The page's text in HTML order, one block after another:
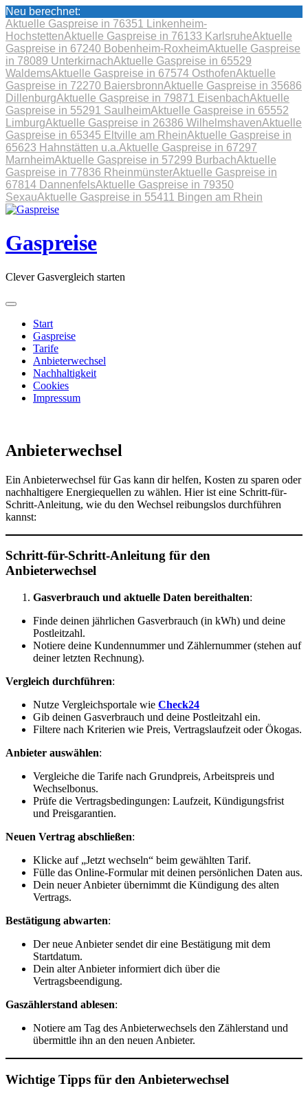
Neu berechnet:
Aktuelle Gaspreise in 76351 Linkenheim-
HochstettenAktuelle Gaspreise in 76133 KarlsruheAktuelle
Gaspreise in 67240 Bobenheim-RoxheimAktuelle Gaspreise
in 78089 UnterkirnachAktuelle Gaspreise in 65529
WaldemsAktuelle Gaspreise in 67574 OsthofenAktuelle
Gaspreise in 72270 BaiersbronnAktuelle Gaspreise in 35686
DillenburgAktuelle Gaspreise in 79871 EisenbachAktuelle
Gaspreise in 55291 SaulheimAktuelle Gaspreise in 65552
LimburgAktuelle Gaspreise in 26386 WilhelmshavenAktuelle
Gaspreise in 65345 Eltville am RheinAktuelle Gaspreise in
65623 Hahnstätten u.a.Aktuelle Gaspreise in 67297
MarnheimAktuelle Gaspreise in 57299 BurbachAktuelle
Gaspreise in 77836 RheinmünsterAktuelle Gaspreise in
67814 DannenfelsAktuelle Gaspreise in 79350
SexauAktuelle Gaspreise in 55411 Bingen am Rhein
Skip
content
Gaspreise
Clever Gasvergleich starten
Start
Gaspreise
Tarife
Anbieterwechsel
Nachhaltigkeit
Cookies
Impressum
Anbieterwechsel
Ein Anbieterwechsel für Gas kann dir helfen, Kosten zu sparen oder
nachhaltigere Energiequellen zu wählen. Hier ist eine Schritt-für-
Schritt-Anleitung, wie du den Wechsel reibungslos durchführen
kannst:
Schritt-für-Schritt-Anleitung für den
Anbieterwechsel
Gasverbrauch und aktuelle Daten bereithalten:
Finde deinen jährlichen Gasverbrauch (in kWh) und deine
Postleitzahl.
Notiere deine Kundennummer und Zählernummer (stehen auf
deiner letzten Rechnung).
Vergleich durchführen:
Nutze Vergleichsportale wie Check24
Gib deinen Gasverbrauch und deine Postleitzahl ein.
Filtere nach Kriterien wie Preis, Vertragslaufzeit oder Ökogas.
Anbieter auswählen:
Vergleiche die Tarife nach Grundpreis, Arbeitspreis und
Wechselbonus.
Prüfe die Vertragsbedingungen: Laufzeit, Kündigungsfrist
und Preisgarantien.
Neuen Vertrag abschließen:
Klicke auf „Jetzt wechseln“ beim gewählten Tarif.
Fülle das Online-Formular mit deinen persönlichen Daten aus.
Dein neuer Anbieter übernimmt die Kündigung des alten
Vertrags.
Bestätigung abwarten:
Der neue Anbieter sendet dir eine Bestätigung mit dem
Startdatum.
Dein alter Anbieter informiert dich über die
Vertragsbeendigung.
Gaszählerstand ablesen:
Notiere am Tag des Anbieterwechsels den Zählerstand und
übermittle ihn an den neuen Anbieter.
Wichtige Tipps für den Anbieterwechsel